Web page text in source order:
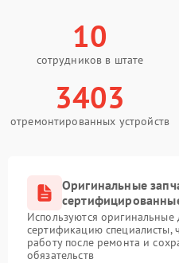
10
сотрудников в штате
3403
отремонтированных устройств
Оригинальные
Используются
сертификацию специалисты,
работу после ремонта и
обязательств